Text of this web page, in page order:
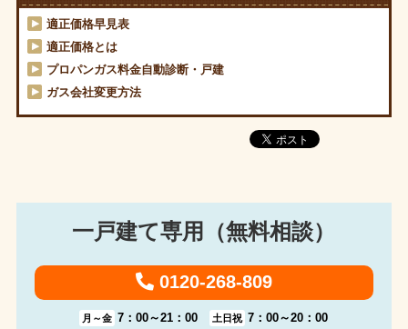
適正価格早見表
適正価格とは
プロパンガス料金自動診断・戸建
ガス会社変更方法
一戸建て専用（無料相談）
0120-268-809
月～金 7：00～21：00 土日祝 7：00～20：00